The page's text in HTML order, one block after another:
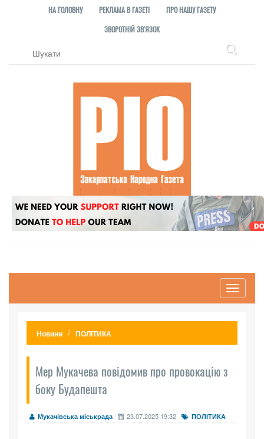
НА ГОЛОВНУ РЕКЛАМА В ГАЗЕТІ
ПРО НАШУ ГАЗЕТУ
ЗВОРОТНІЙ ЗВ'ЯЗОК
Toggle
Новини ПОЛІТИКА
Мер Мукачева повідомив про провокацію з
боку Будапешта
Мукачівська міськрада 23.07.2025 19:32 ПОЛІТИКА